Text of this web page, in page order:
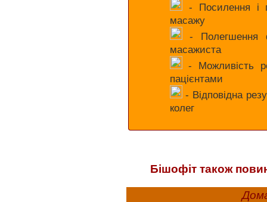
- Посилення і
масажу
- Полегшення
масажиста
- Можливість
пацієнтами
- Відповідна
колег
Бішофіт також